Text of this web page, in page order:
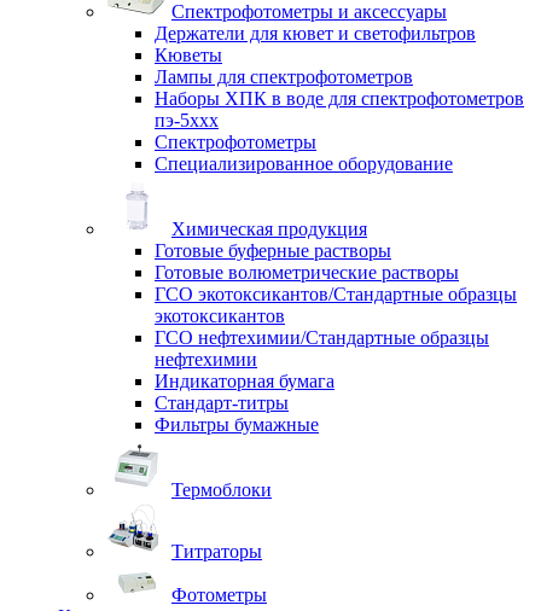
Спектрофотометры и аксессуары
Держатели для кювет и светофильтров
Кюветы
Лампы для спектрофотометров
Наборы ХПК в воде для спектрофотометров
пэ-5ххх
Спектрофотометры
Специализированное оборудование
Химическая продукция
Готовые буферные растворы
Готовые волюметрические растворы
ГСО экотоксикантов/Стандартные образцы
экотоксикантов
ГСО нефтехимии/Стандартные образцы
нефтехимии
Индикаторная бумага
Стандарт-титры
Фильтры бумажные
Термоблоки
Титраторы
Фотометры